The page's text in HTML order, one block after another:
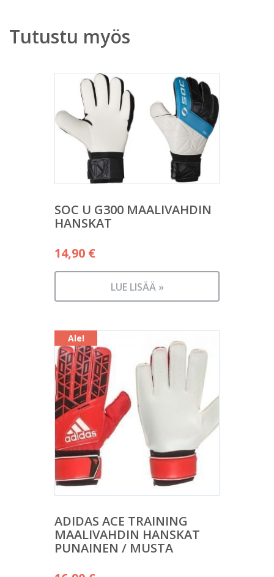
Tutustu myös
SOC U G300 MAALIVAHDIN
HANSKAT
14,90 €
LUE LISÄÄ »
Ale!
ADIDAS ACE TRAINING
MAALIVAHDIN HANSKAT
PUNAINEN / MUSTA